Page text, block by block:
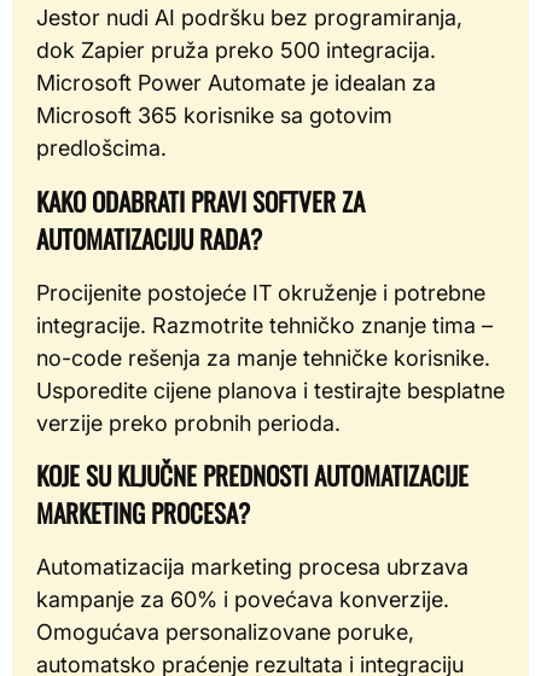
Jestor nudi AI podršku bez programiranja,
dok Zapier pruža preko 500 integracija.
Microsoft Power Automate je idealan za
Microsoft 365 korisnike sa gotovim
predlošcima.
KAKO ODABRATI PRAVI SOFTVER ZA
AUTOMATIZACIJU RADA?
Procijenite postojeće IT okruženje i potrebne
integracije. Razmotrite tehničko znanje tima –
no-code rešenja za manje tehničke korisnike.
Usporedite cijene planova i testirajte besplatne
verzije preko probnih perioda.
KOJE SU KLJUČNE PREDNOSTI AUTOMATIZACIJE
MARKETING PROCESA?
Automatizacija marketing procesa ubrzava
kampanje za 60% i povećava konverzije.
Omogućava personalizovane poruke,
automatsko praćenje rezultata i integraciju